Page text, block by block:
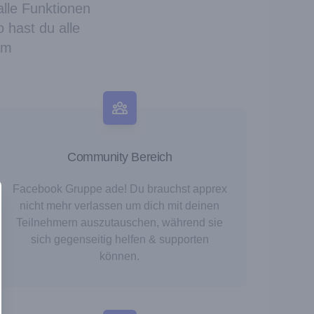
Funktionen
hast du alle
Community Bereich
Facebook Gruppe ade! Du brauchst apprex
nicht mehr verlassen um dich mit deinen
Teilnehmern auszutauschen, während sie
sich gegenseitig helfen & supporten
können.